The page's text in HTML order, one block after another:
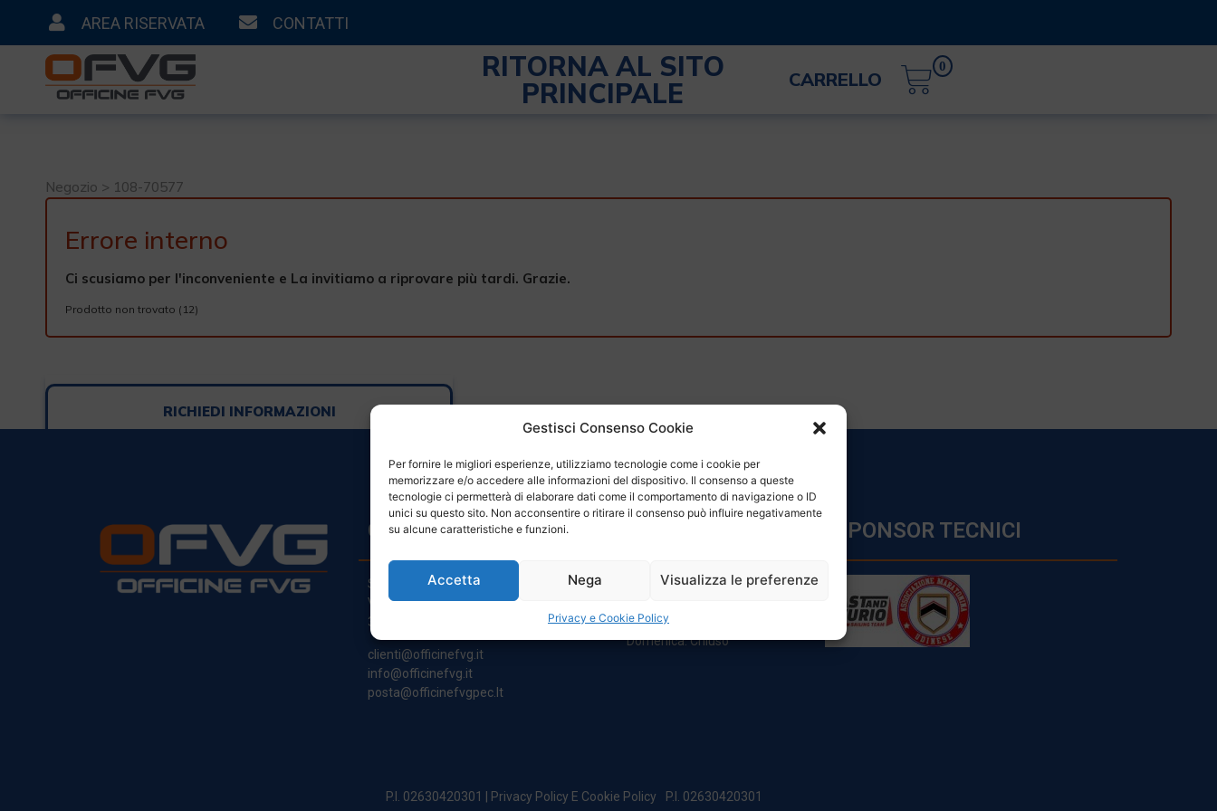
Gestisci Consenso Cookie
Per fornire le migliori esperienze, utilizziamo tecnologie come i cookie per
memorizzare e/o accedere alle informazioni del dispositivo. Il consenso a queste
tecnologie ci permetterà di elaborare dati come il comportamento di navigazione o ID
unici su questo sito. Non acconsentire o ritirare il consenso può influire negativamente
su alcune caratteristiche e funzioni.
Accetta Nega Visualizza le preferenze
Privacy e Cookie Policy
AREA RISERVATA CONTATTI
RITORNA AL SITO
PRINCIPALE CARRELLO
0
Negozio > 108-70577
Errore interno
Ci scusiamo per l'inconveniente e La invitiamo a riprovare più tardi. Grazie.
Prodotto non trovato (12)
RICHIEDI INFORMAZIONI
CONTATTI
Sede Legale:
Via Principe Di Udine 144
33030 Campoformido (Ud)
clienti@officinefvg.it
info@officinefvg.it
posta@officinefvgpec.It
Da Lunedi A Venerdì
Sabato: 8:00 – 12:00
Domenica: Chiuso
SPONSOR TECNICI
P.I. 02630420301 | Privacy Policy E Cookie Policy P.I. 02630420301